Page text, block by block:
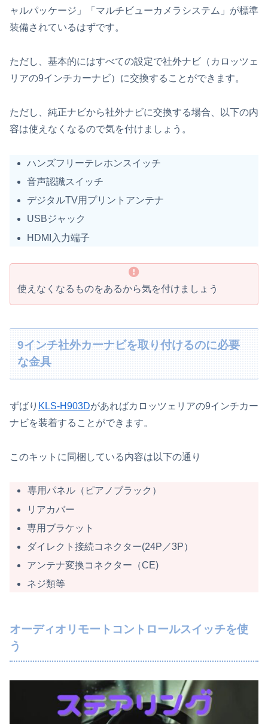
ャルパッケージ」「マルチビューカメラシステム」が標準
装備されているはずです。
ただし、基本的にはすべての設定で社外ナビ（カロッツェ
リアの9インチカーナビ）に交換することができます。
ただし、純正ナビから社外ナビに交換する場合、以下の内
容は使えなくなるので気を付けましょう。
ハンズフリーテレホンスイッチ
音声認識スイッチ
デジタルTV用プリントアンテナ
USBジャック
HDMI入力端子
使えなくなるものをあるから気を付けましょう
9インチ社外カーナビを取り付けるのに必要
な金具
ずばり KLS-H903Dがあればカロッツェリアの9インチカー
ナビを装着することができます。
このキットに同梱している内容は以下の通り
専用パネル（ピアノブラック）
リアカバー
専用ブラケット
ダイレクト接続コネクター(24P／3P）
アンテナ変換コネクター（CE)
ネジ類等
オーディオリモートコントロールスイッチを使
う